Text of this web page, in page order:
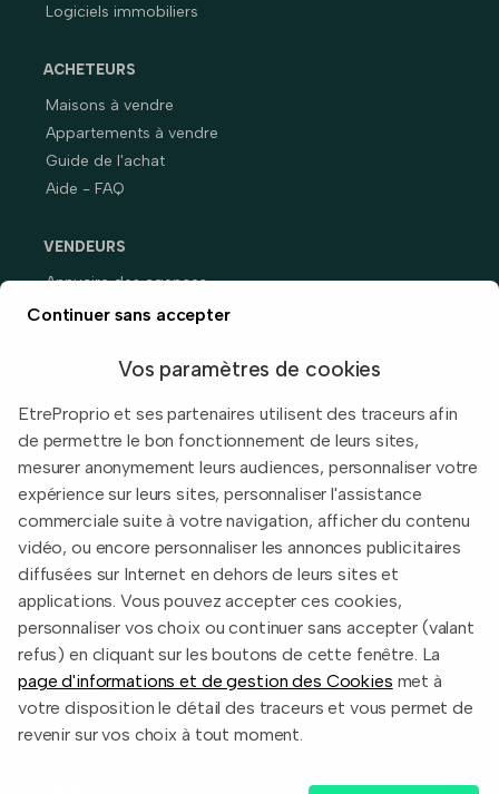
Logiciels immobiliers
ACHETEURS
Maisons à vendre
Appartements à vendre
Guide de l'achat
Aide - FAQ
VENDEURS
Annuaire des agences
Prix immobiliers en France
Informations légales
Conditions d'utilisation
Politique de confidentialité
2026 EtreProprio.com
Continuer sans accepter
Vos paramètres de cookies
EtreProprio et ses partenaires utilisent des traceurs afin
de permettre le bon fonctionnement de leurs sites,
mesurer anonymement leurs audiences, personnaliser votre
expérience sur leurs sites, personnaliser l'assistance
commerciale suite à votre navigation, afficher du contenu
vidéo, ou encore personnaliser les annonces publicitaires
diffusées sur Internet en dehors de leurs sites et
applications. Vous pouvez accepter ces cookies,
personnaliser vos choix ou continuer sans accepter (valant
refus) en cliquant sur les boutons de cette fenêtre. La
page d'informations et de gestion des Cookies met à
votre disposition le détail des traceurs et vous permet de
revenir sur vos choix à tout moment.
EtreProprio - Annonces immo